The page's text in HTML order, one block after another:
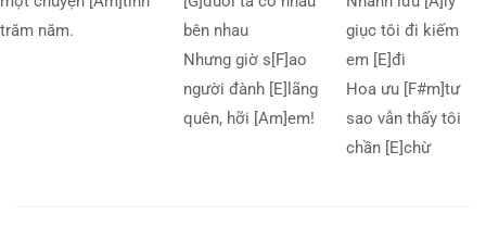
trăm năm.
bên nhau
Nhưng giờ s[F]ao
người đành [E]lãng
quên, hỡi [Am]em!
giục tôi đi kiếm
em [E]đi
Hoa ưu [F#m]tư
sao vẫn thấy tôi
chần [E]chừ